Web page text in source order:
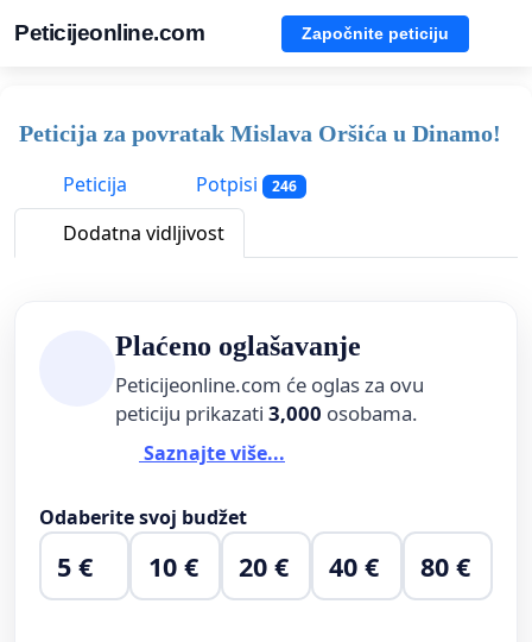
Peticijeonline.com Započnite peticiju
Peticija za povratak Mislava Oršića u Dinamo!
Peticija
Potpisi 246
Dodatna vidljivost
Plaćeno oglašavanje
Peticijeonline.com će oglas za ovu
peticiju prikazati 3,000 osobama.
Saznajte više...
Odaberite svoj budžet
5 € 10 € 20 € 40 € 80 €